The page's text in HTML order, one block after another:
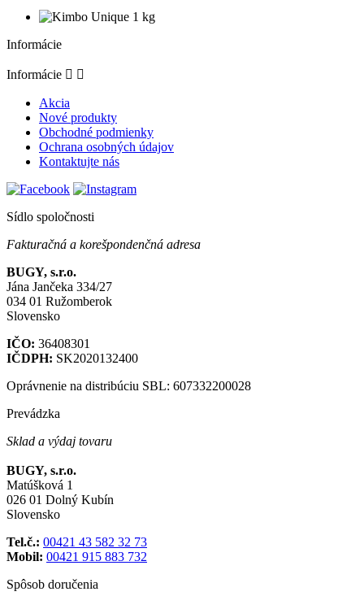
Informácie
Informácie  
Akcia
Nové produkty
Obchodné podmienky
Ochrana osobných údajov
Kontaktujte nás
Sídlo spoločnosti
Fakturačná a korešpondenčná adresa
BUGY, s.r.o.
Jána Jančeka 334/27
034 01 Ružomberok
Slovensko
IČO: 36408301
IČDPH: SK2020132400
Oprávnenie na distribúciu SBL: 607332200028
Prevádzka
Sklad a výdaj tovaru
BUGY, s.r.o.
Matúšková 1
026 01 Dolný Kubín
Slovensko
Tel.č.: 00421 43 582 32 73
Mobil: 00421 915 883 732
Spôsob doručenia